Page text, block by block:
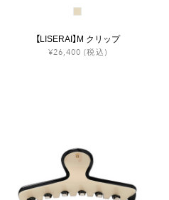
【LISERAI】M クリップ
¥26,400 (税込)